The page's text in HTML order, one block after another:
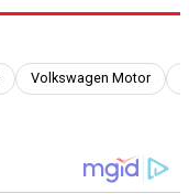
Volkswagen Motor